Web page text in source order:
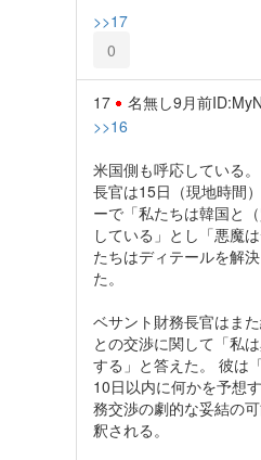
>>17
0
17 名無し9月前
>>16
米国側も呼応している
長官は15日（現地時間
ーで「私たちは韓国と
している」とし「悪魔
たちはディテールを解
た。
ベサント財務長官はま
との交渉に関して「私
する」と答えた。 彼は
10日以内に何かを予想
務交渉の劇的な妥結の
釈される。